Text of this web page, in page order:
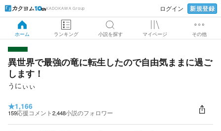
KADOKAWA Group ログイン 新規登録
ホーム ランキング 小説を探す マイページ その他
異世界で最強の竜に転生したので自由気ままに過ご
します！
うにぃぃ
★1,166
159応援コメント2,448小説のフォロワー